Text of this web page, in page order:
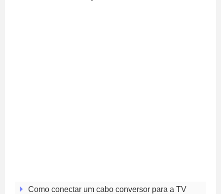
Como conectar um cabo conversor para a TV